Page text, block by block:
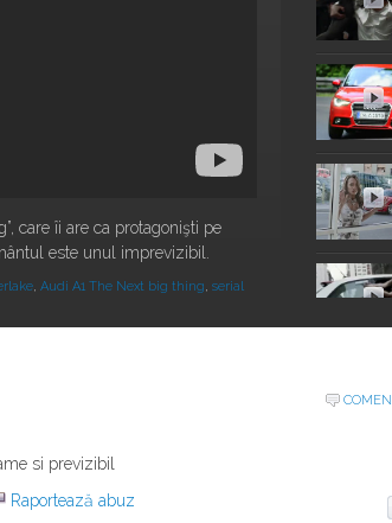
care îi are ca protagonişti pe
este unul imprevizibil.
, Audi A1 The Next big thing, serial
si previzibil
Raportează abuz